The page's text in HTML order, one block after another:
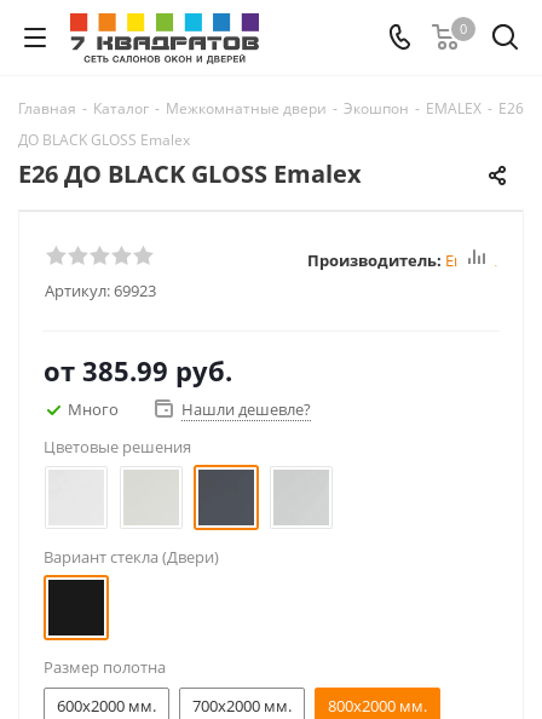
0
Главная - Каталог - Межкомнатные двери - Экошпон - EMALEX - E26
ДО BLACK GLOSS Emalex
E26 ДО BLACK GLOSS Emalex
Артикул:69923
Производитель: Emalex
от 385.99 руб.
Много
Нашли дешевле?
Цветовые решения
Вариант стекла (Двери)
Размер полотна
600x2000 мм.
700x2000 мм. 800x2000 мм.